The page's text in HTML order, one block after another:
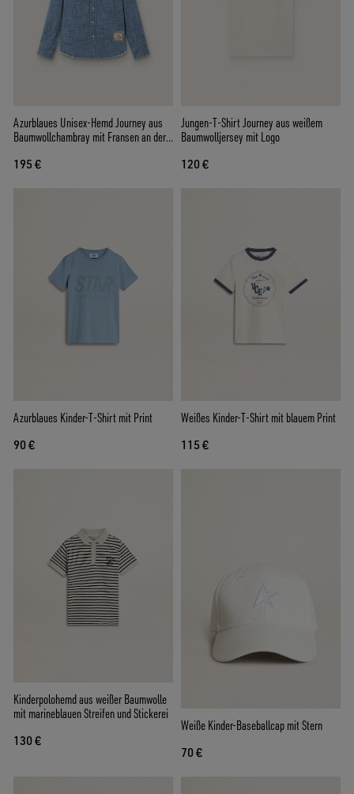
Azurblaues Unisex-Hemd Journey aus
Baumwollchambray mit Fransen an der
195 €
Jungen-T-Shirt Journey aus weißem
Baumwolljersey mit Logo
120 €
Azurblaues Kinder-T-Shirt mit Print
90 €
Weißes Kinder-T-Shirt mit blauem Print
115 €
Kinderpolohemd aus weißer Baumwolle
mit marineblauen Streifen und Stickerei
130 €
Weiße Kinder-Baseballcap mit Stern
70 €